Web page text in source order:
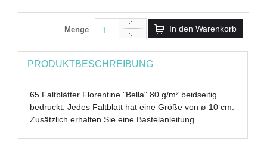
Menge In den Warenkorb
PRODUKTBESCHREIBUNG
65 Faltblätter Florentine "Bella" 80 g/m² beidseitig
bedruckt. Jedes Faltblatt hat eine Größe von ø 10 cm.
Zusätzlich erhalten Sie eine Bastelanleitung